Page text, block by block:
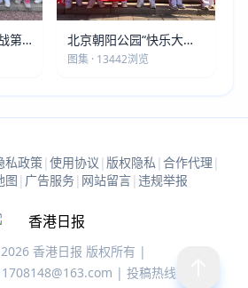
第
运
北京朝阳公园“快乐大本
营”建党105周年庆祝活动
图集 · 13442浏览
私政策| 使用协议 | 版权隐私 | 合作代理 |
图 | 广告服务| 网站留言| 违规举报
香港日报 版权所有 |
| 投稿热线：